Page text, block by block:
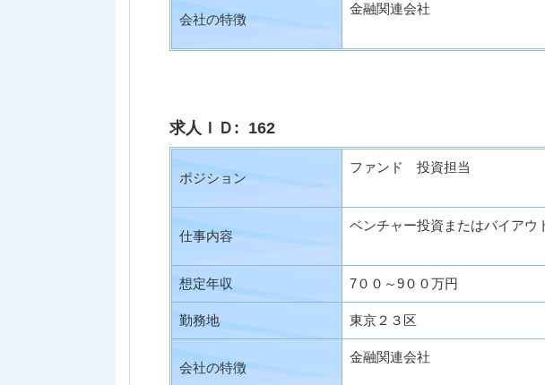
会社の特徴
金融関連会社
求人ＩＤ: 162
ポジション
ファンド 投資担当
仕事内容
ベンチャー投資またはバイアウ
想定年収 7００～9００万円
勤務地 東京２３区
会社の特徴
金融関連会社